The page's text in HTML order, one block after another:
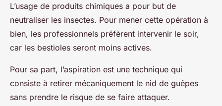
L’usage de produits chimiques a pour but de
neutraliser les insectes. Pour mener cette opération à
bien, les professionnels préfèrent intervenir le soir,
car les bestioles seront moins actives.
Pour sa part, l’aspiration est une technique qui
consiste à retirer mécaniquement le nid de guêpes
sans prendre le risque de se faire attaquer.